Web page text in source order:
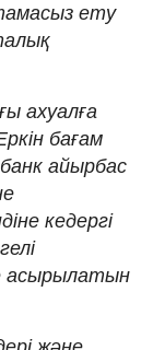
ету
ахуалға
бағам
айырбас
кедергі
асырылатын